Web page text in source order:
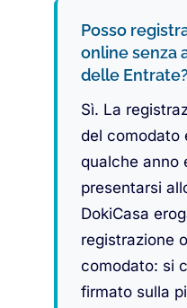
Posso
online senza
delle Entrate?
Sì. La
del comodato
qualche anno
presentarsi
DokiCasa
registrazione
comodato: si
firmato sulla